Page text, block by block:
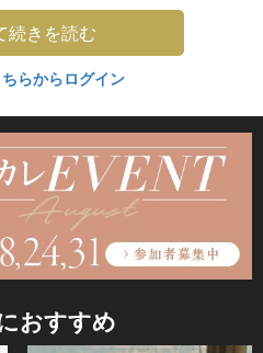
続きを読む
らからログイン
おすすめ